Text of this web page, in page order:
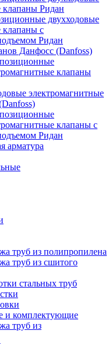
клапаны Ридан
двухходовые
клапаны с
Ридан
Данфосс (Danfoss)
клапаны
электромагнитные
клапаны с
Ридан
арматура
труб из полипропилена
труб из сшитого
стальных труб
и комплектующие
труб из